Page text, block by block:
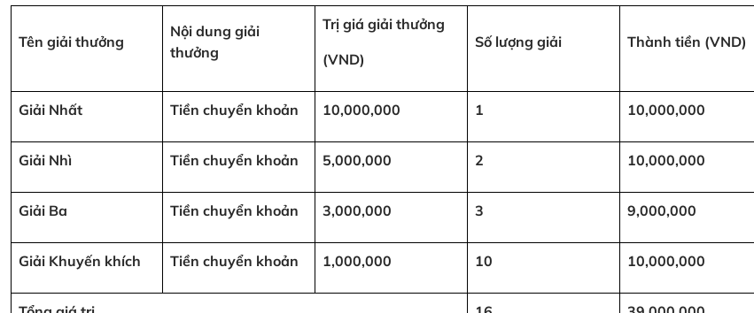
Tên giải thưởng
Nội dung giải
thưởng
Trị giá giải thưởng
(VND)
Số lượng giải Thành tiền (VND)
Giải Nhất Tiền chuyển khoản 10,000,000 1 10,000,000
Giải Nhì Tiền chuyển khoản 5,000,000 2 10,000,000
Giải Ba Tiền chuyển khoản 3,000,000 3 9,000,000
Giải Khuyến khích Tiền chuyển khoản 1,000,000 10 10,000,000